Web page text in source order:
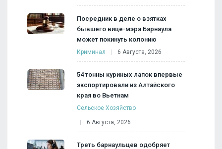
Посредник в деле о взятках
бывшего вице-мэра Барнаула
может покинуть колонию
Криминал 6 Августа, 2026
54 тонны куриных лапок впервые
экспортировали из Алтайского
края во Вьетнам
Сельское Хозяйство
6 Августа, 2026
Треть барнаульцев одобряет